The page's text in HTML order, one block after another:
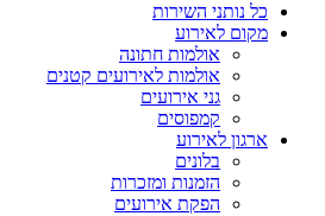
כל נותני השירות
מקום לאירוע
אולמות חתונה
אולמות לאירועים קטנים
גני אירועים
קמפוסים
ארגון לאירוע
בלונים
הזמנות ומזכרות
הפקת אירועים